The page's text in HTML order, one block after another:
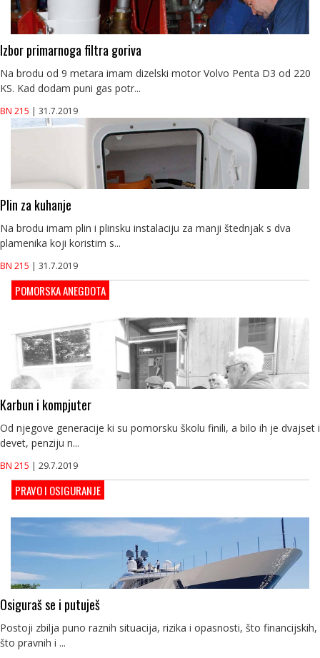
Izbor primarnoga filtra goriva
Na brodu od 9 metara imam dizelski motor Volvo Penta D3 od 220
KS. Kad dodam puni gas potr...
BN 215 | 31.7.2019
Plin za kuhanje
Na brodu imam plin i plinsku instalaciju za manji štednjak s dva
plamenika koji koristim s...
BN 215 | 31.7.2019
POMORSKA ANEGDOTA
Karbun i kompjuter
Od njegove generacije ki su pomorsku školu finili, a bilo ih je dvajset i
devet, penziju n...
BN 215 | 29.7.2019
PRAVO I OSIGURANJE
Osiguraš se i putuješ
Postoji zbilja puno raznih situacija, rizika i opasnosti, što financijskih,
što pravnih i ...